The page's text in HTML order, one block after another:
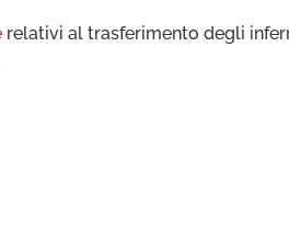
relativi al trasferimento degli